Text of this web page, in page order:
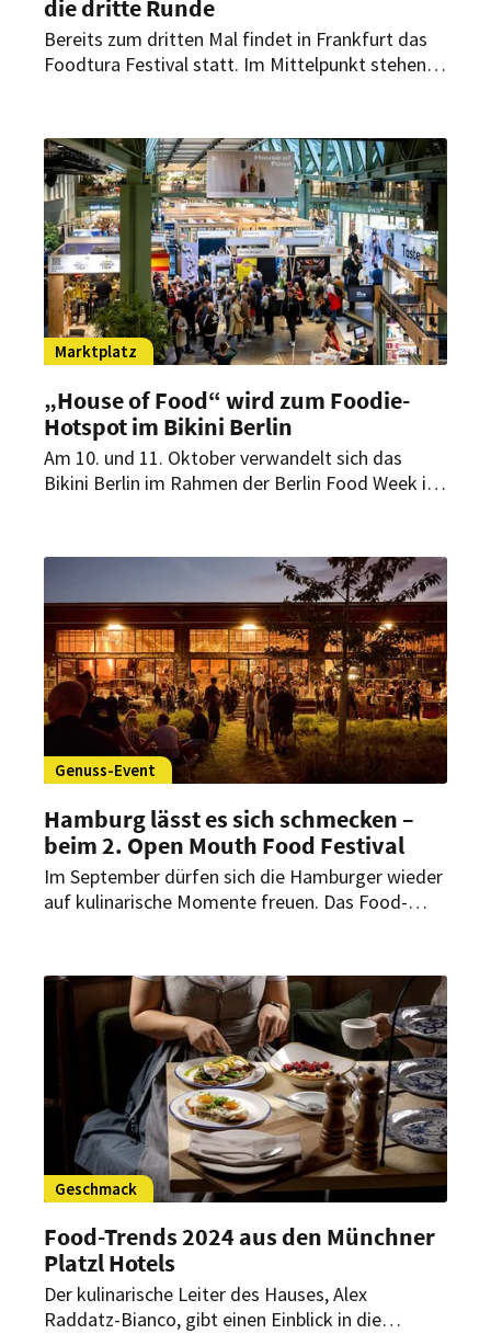
die dritte Runde
Bereits zum dritten Mal findet in Frankfurt das
Foodtura Festival statt. Im Mittelpunkt stehen
Marktplatz
„House of Food“ wird zum Foodie-
Hotspot im Bikini Berlin
Am 10. und 11. Oktober verwandelt sich das
Bikini Berlin im Rahmen der Berlin Food Week in
von Fleischalternativen aus pilzbasierten
Proteinen über gefriergetrocknetes Candy bis hin
zum Schnitzel-Burger.
Genuss-Event
Hamburg lässt es sich schmecken –
beim 2. Open Mouth Food Festival
Im September dürfen sich die Hamburger wieder
auf kulinarische Momente freuen. Das Food-
Veranstaltungsprogramm klingt schon jetzt
abwechslungsreich und geschmackvoll.
Geschmack
Food-Trends 2024 aus den Münchner
Platzl Hotels
Der kulinarische Leiter des Hauses, Alex
Raddatz-Bianco, gibt einen Einblick in die